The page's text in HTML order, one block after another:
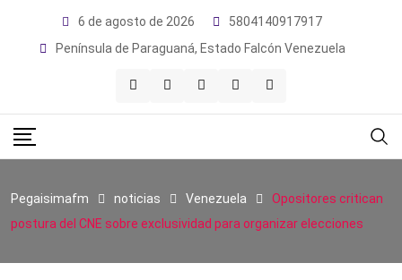
6 de agosto de 2026
5804140917917
Península de Paraguaná, Estado Falcón Venezuela
Pegaisimafm noticias Venezuela
Opositores critican
postura del CNE sobre exclusividad para organizar elecciones